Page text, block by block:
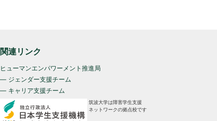
関連リンク
ヒューマンエンパワーメント推進局
— ジェンダー支援チーム
— キャリア支援チーム
筑波大学は障害学生支援
ネットワークの拠点校です